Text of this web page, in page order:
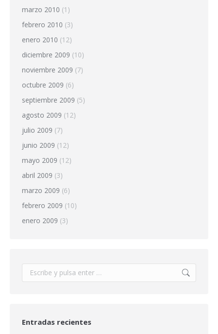
marzo 2010 (1)
febrero 2010 (3)
enero 2010 (12)
diciembre 2009 (10)
noviembre 2009 (7)
octubre 2009 (6)
septiembre 2009 (5)
agosto 2009 (12)
julio 2009 (7)
junio 2009 (12)
mayo 2009 (12)
abril 2009 (3)
marzo 2009 (6)
febrero 2009 (10)
enero 2009 (3)
Buscar:
Entradas recientes